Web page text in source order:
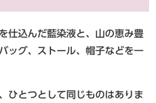
仕込んだ藍染液と、山の恵み豊
ッグ、ストール、帽子などを一
ひとつとして同じものはありま